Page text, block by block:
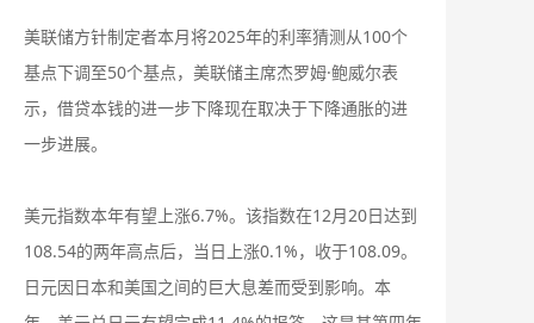
美联储方针制定者本月将2025年的利率猜测从100个
基点下调至50个基点，美联储主席杰罗姆·鲍威尔表
示，借贷本钱的进一步下降现在取决于下降通胀的进
一步进展。
美元指数本年有望上涨6.7%。该指数在12月20日达到
108.54的两年高点后，当日上涨0.1%，收于108.09。
日元因日本和美国之间的巨大息差而受到影响。本